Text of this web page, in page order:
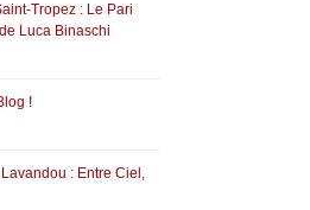
Tropez : Le Pari
Luca Binaschi
!
: Entre Ciel,